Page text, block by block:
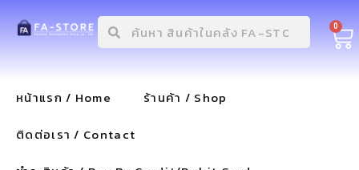
0
หน้าแรก / Home
ร้านค้า / Shop
ติดต่อเรา / Contact